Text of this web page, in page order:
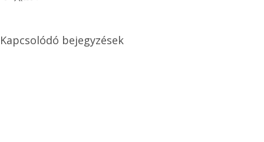
Kapcsolódó bejegyzések